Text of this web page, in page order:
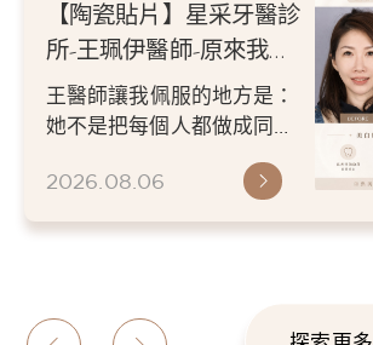
【陶瓷貼片】星采牙醫診
所-王珮伊醫師-原來我的
不愛笑，只是不喜歡自己
原本的牙齒
王醫師讓我佩服的地方是：
她不是把每個人都做成同一
更適合自己的樣子。 現...
2026.08.06